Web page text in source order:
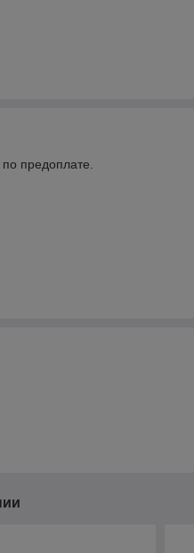
предоплате.